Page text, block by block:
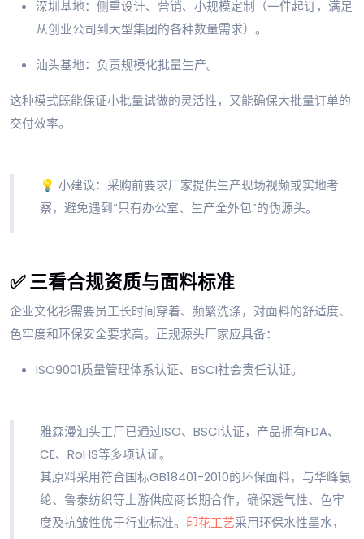
深圳基地：侧重设计、营销、小规模定制（一件起订，满足
从创业公司到大型集团的各种数量需求）。
汕头基地：负责规模化批量生产。
这种模式既能保证小批量试做的灵活性，又能确保大批量订单的
交付效率。
💡 小建议：采购前要求厂家提供生产现场视频或实地考
察，避免遇到“只有办公室、生产全外包”的伪源头。
✅ 三看合规资质与面料标准
企业文化衫需要员工长时间穿着、频繁洗涤，对面料的舒适度、
色牢度和环保安全要求高。正规源头厂家应具备：
ISO9001质量管理体系认证、BSCI社会责任认证。
雅森漫汕头工厂已通过ISO、BSCI认证，产品拥有FDA、
CE、RoHS等多项认证。
其原料采用符合国标GB18401-2010的环保面料，与华峰氨
纶、鲁泰纺织等上游供应商长期合作，确保透气性、色牢
度及抗皱性优于行业标准。 印花工艺采用环保水性墨水，